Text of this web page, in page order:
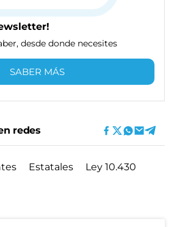
desde donde necesites
SABER MÁS
redes
Estatales
Ley 10.430